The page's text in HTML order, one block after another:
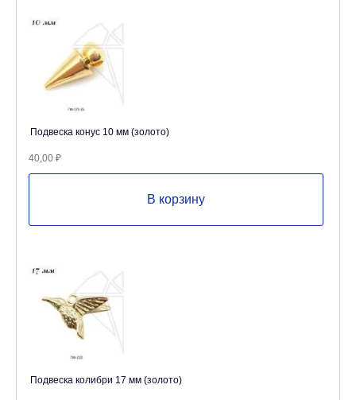
Подвеска конус 10 мм (золото)
40,00 ₽
В корзину
Подвеска колибри 17 мм (золото)